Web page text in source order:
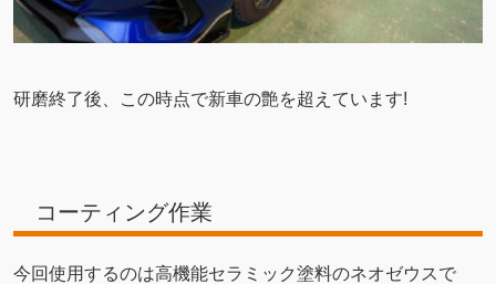
研磨終了後、この時点で新車の艶を超えています!
コーティング作業
今回使用するのは高機能セラミック塗料のネオゼウスで